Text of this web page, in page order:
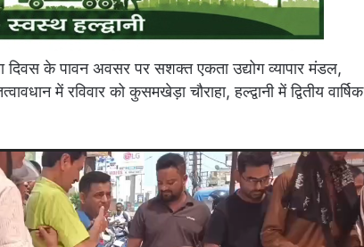
दिवस के पावन अवसर पर सशक्त एकता उद्योग व्यापार मंडल,
में रविवार को कुसमखेड़ा चौराहा, हल्द्वानी में द्वितीय वार्षिक